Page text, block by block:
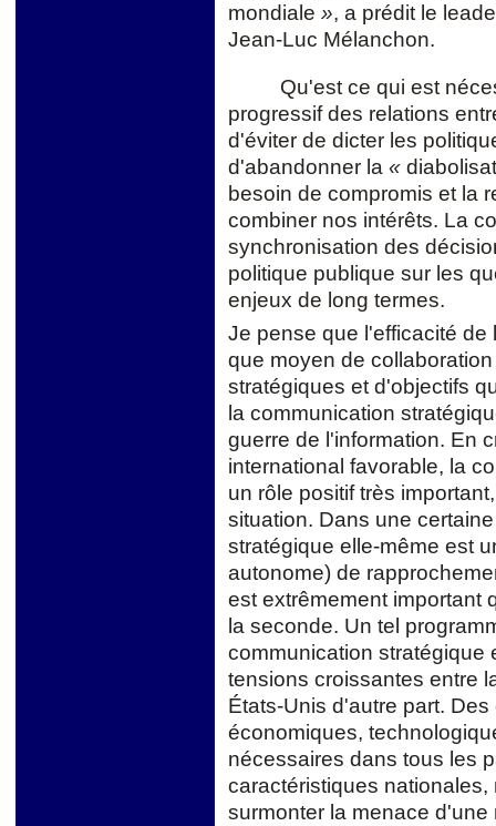
mondiale », a prédit le
Jean-Luc Mélanchon.
Qu'est ce qui est
progressif des relations
d'éviter de dicter les
d'abandonner la «
besoin de compromis et la
combiner nos intérêts. La
synchronisation des
politique publique sur les
enjeux de long termes.
Je pense que l'efficacité
que moyen de
stratégiques et d'objectifs
la communication
guerre de l'information. En
international favorable, la
un rôle positif très
situation. Dans une
stratégique elle-même est
autonome) de
est extrêmement important
la seconde. Un tel
communication stratégique
tensions croissantes entre
États-Unis d'autre part.
économiques,
nécessaires dans tous les
caractéristiques
surmonter la menace